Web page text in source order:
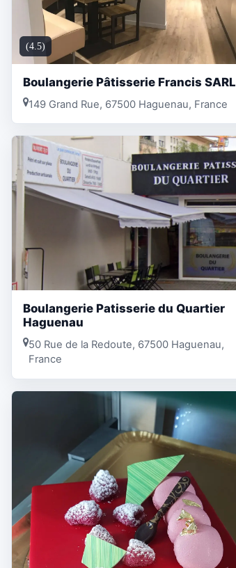
(4.5)
Boulangerie Pâtisserie Francis SARL
149 Grand Rue, 67500 Haguenau, France
Boulangerie Patisserie du Quartier
Haguenau
50 Rue de la Redoute, 67500 Haguenau,
France